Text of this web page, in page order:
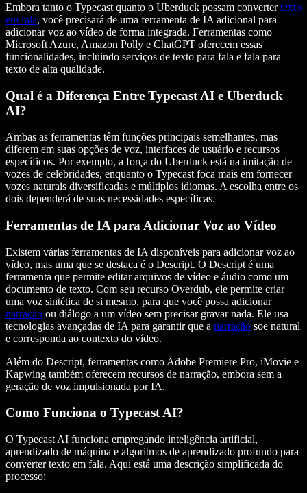
Embora tanto o Typecast quanto o Uberduck possam convertertexto
em fala, você precisará de uma ferramenta de IA adicional para
adicionar voz ao vídeo de forma integrada. Ferramentas como
Microsoft Azure, Amazon Polly e ChatGPT oferecem essas
funcionalidades, incluindo serviços de texto para fala e fala para
texto de alta qualidade.
Qual é a Diferença Entre Typecast AI e Uberduck
AI?
Ambas as ferramentas têm funções principais semelhantes, mas
diferem em suas opções de voz, interfaces de usuário e recursos
específicos. Por exemplo, a força do Uberduck está na imitação de
vozes de celebridades, enquanto o Typecast foca mais em fornecer
vozes naturais diversificadas e múltiplos idiomas. A escolha entre os
dois dependerá de suas necessidades específicas.
Ferramentas de IA para Adicionar Voz ao Vídeo
Existem várias ferramentas de IA disponíveis para adicionar voz ao
vídeo, mas uma que se destaca é o Descript. O Descript é uma
ferramenta que permite editar arquivos de vídeo e áudio como um
documento de texto. Com seu recurso Overdub, ele permite criar
uma voz sintética de si mesmo, para que você possa adicionar
narração ou diálogo a um vídeo sem precisar gravar nada. Ele usa
tecnologias avançadas de IA para garantir que a narração soe natural
e corresponda ao contexto do vídeo.
Além do Descript, ferramentas como Adobe Premiere Pro, iMovie e
Kapwing também oferecem recursos de narração, embora sem a
geração de voz impulsionada por IA.
Como Funciona o Typecast AI?
O Typecast AI funciona empregando inteligência artificial,
aprendizado de máquina e algoritmos de aprendizado profundo para
converter texto em fala. Aqui está uma descrição simplificada do
processo: